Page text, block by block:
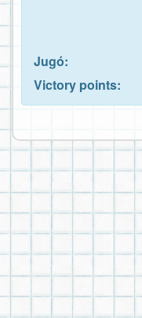
Jugó:
Victory points: